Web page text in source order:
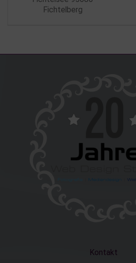
Fichtelberg
Kontakt